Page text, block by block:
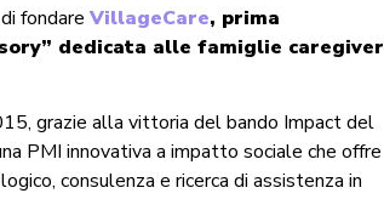
fondare VillageCare, prima
dedicata alle famiglie caregiver
grazie alla vittoria del bando Impact del
PMI innovativa a impatto sociale che offre
consulenza e ricerca di assistenza in